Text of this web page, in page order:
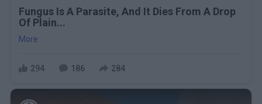
Fungus Is A Parasite, And It Dies From A Drop
Of Plain...
More
294 186 284